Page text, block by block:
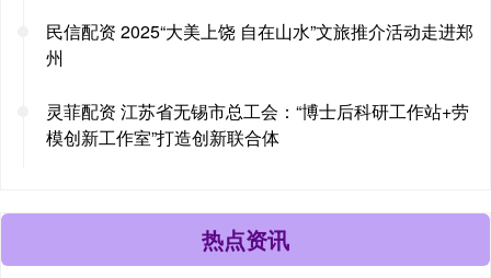
民信配资 2025“大美上饶 自在山水”文旅推介活动走进郑
州
灵菲配资 江苏省无锡市总工会：“博士后科研工作站+劳
模创新工作室”打造创新联合体
热点资讯